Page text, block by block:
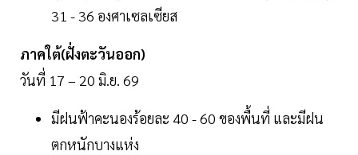
31 - 36 องศาเซลเซียส
ภาคใต้(ฝั่งตะวันออก)
วันที่ 17 – 20 มิ.ย. 69
มีฝนฟ้าคะนองร้อยละ 40 - 60 ของพื้นที่ และมีฝน
ตกหนักบางแห่ง